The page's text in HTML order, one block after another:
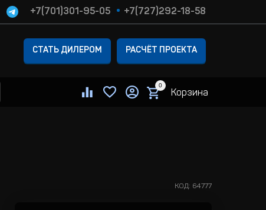
+7(701)301-95-05 +7(727)292-18-58
СТАТЬ ДИЛЕРОМ РАСЧЁТ ПРОЕКТА
0
Корзина
КОД: 64777